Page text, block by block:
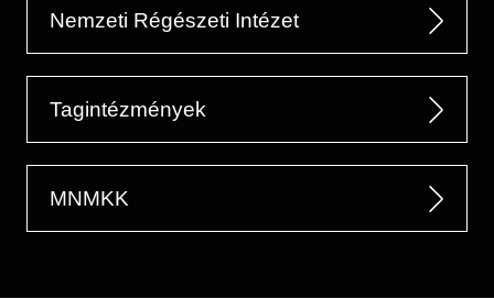
Nemzeti Régészeti Intézet
Tagintézmények
MNMKK